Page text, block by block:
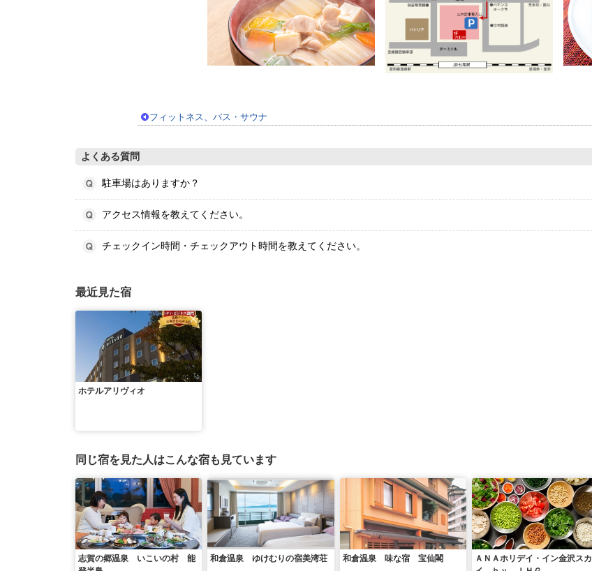
フィットネス、バス・サウナ
よくある質問
駐車場はありますか？
アクセス情報を教えてください。
チェックイン時間・チェックアウト時間を教えてください。
最近見た宿
ホテルアリヴィオ
同じ宿を見た人はこんな宿も見ています
志賀の郷温泉 いこいの村 能
和倉温泉 ゆけむりの宿美湾荘 和倉温泉 味な宿 宝仙閣
ＡＮＡホリデイ・イン金沢スカ